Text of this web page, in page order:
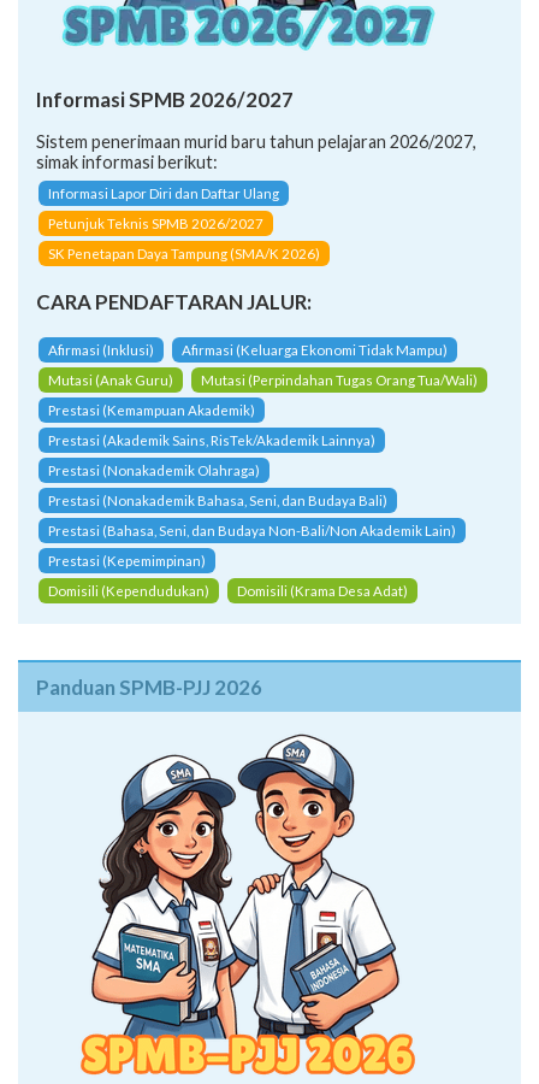
Informasi SPMB 2026/2027
Sistem penerimaan murid baru tahun pelajaran 2026/2027,
simak informasi berikut:
Informasi Lapor Diri dan Daftar Ulang
Petunjuk Teknis SPMB 2026/2027
SK Penetapan Daya Tampung (SMA/K 2026)
CARA PENDAFTARAN JALUR:
Afirmasi (Inklusi)
Afirmasi (Keluarga Ekonomi Tidak Mampu)
Mutasi (Anak Guru)
Mutasi (Perpindahan Tugas Orang Tua/Wali)
Prestasi (Kemampuan Akademik)
Prestasi (Akademik Sains, RisTek/Akademik Lainnya)
Prestasi (Nonakademik Olahraga)
Prestasi (Nonakademik Bahasa, Seni, dan Budaya Bali)
Prestasi (Bahasa, Seni, dan Budaya Non-Bali/Non Akademik Lain)
Prestasi (Kepemimpinan)
Domisili (Kependudukan)
Domisili (Krama Desa Adat)
Panduan SPMB-PJJ 2026